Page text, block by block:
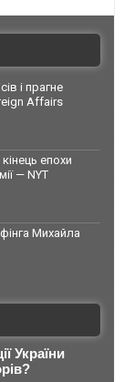
і прагне
Affairs
епохи
— NYT
Михайла
України